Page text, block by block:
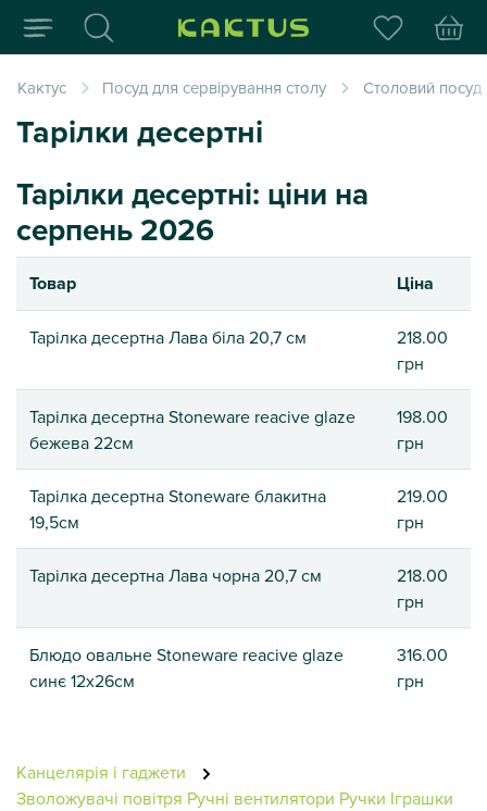
Інтернет-магазин
Кактус Посуд для сервірування столу Столовий посуд
Тарілки десертні
Тарілки десертні: ціни на
серпень 2026
Товар Ціна
Тарілка десертна Лава біла 20,7 см
218.00
грн
Тарілка десертна Stoneware reacive glaze
бежева 22см
198.00
грн
Тарілка десертна Stoneware блакитна
19,5см
219.00
грн
Тарілка десертна Лава чорна 20,7 см
218.00
грн
Блюдо овальне Stoneware reacive glaze
синє 12х26см
316.00
грн
Канцелярія і гаджети
Зволожувачі повітря Ручні вентилятори Ручки Іграшки